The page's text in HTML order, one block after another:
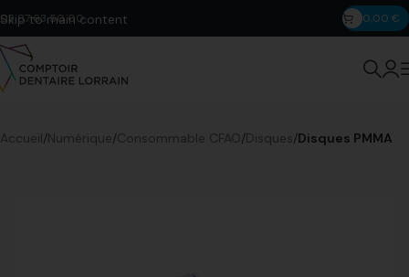
Skip to main content
03 87 63 50 00 0,00 €
Accueil Numérique Consommable CFAO Disques Disques PMMA